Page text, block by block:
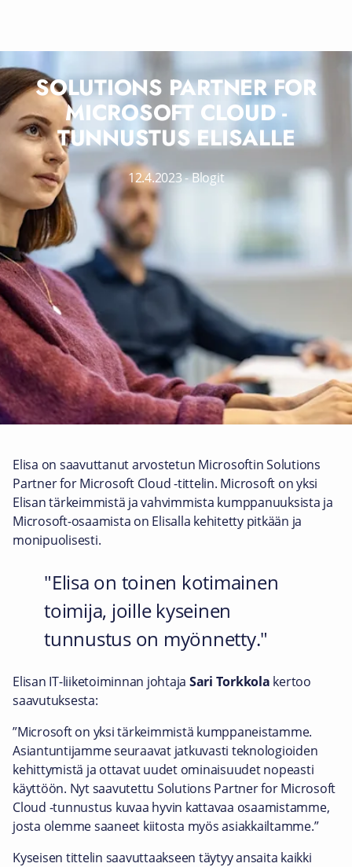
SOLUTIONS PARTNER FOR
MICROSOFT CLOUD -
TUNNUSTUS ELISALLE
12.4.2023-Blogit
Elisa on saavuttanut arvostetun Microsoftin Solutions
Partner for Microsoft Cloud -tittelin. Microsoft on yksi
Elisan tärkeimmistä ja vahvimmista kumppanuuksista ja
Microsoft-osaamista on Elisalla kehitetty pitkään ja
monipuolisesti.
Elisa on toinen kotimainen
toimija, joille kyseinen
tunnustus on myönnetty.
Elisan IT-liiketoiminnan johtaja Sari Torkkola kertoo
saavutuksesta:
”Microsoft on yksi tärkeimmistä kumppaneistamme.
Asiantuntijamme seuraavat jatkuvasti teknologioiden
kehittymistä ja ottavat uudet ominaisuudet nopeasti
käyttöön. Nyt saavutettu Solutions Partner for Microsoft
Cloud -tunnustus kuvaa hyvin kattavaa osaamistamme,
josta olemme saaneet kiitosta myös asiakkailtamme.”
Kyseisen tittelin saavuttaakseen täytyy ansaita kaikki